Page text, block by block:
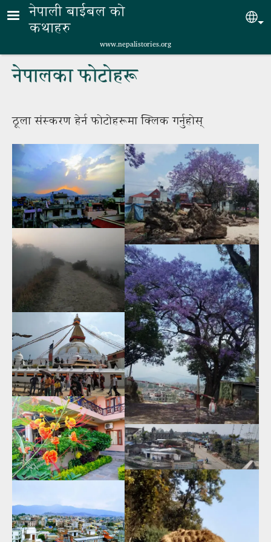
Skip to main content
नेपाली बाईबल को
कथाहरु
www.nepalistories.org
नेपालका फोटोहरू
ठूला संस्करण हेर्न फोटोहरूमा क्लिक गर्नुहोस्